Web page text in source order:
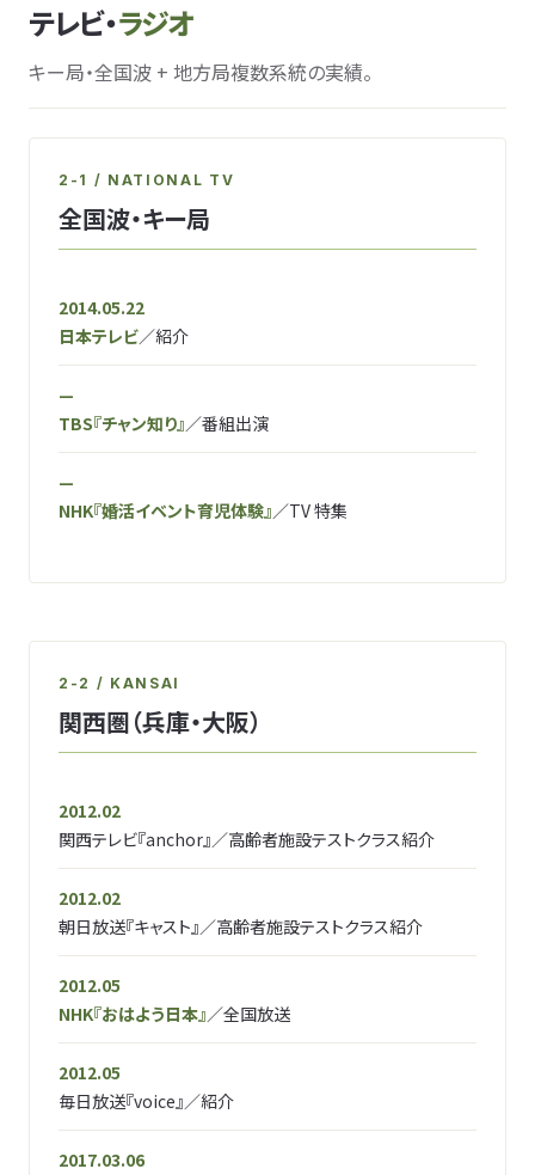
テレビ・ラジオ
キー局・全国波 + 地方局複数系統の実績。
2-1 / NATIONAL TV
全国波・キー局
2014.05.22
日本テレビ／紹介
—
TBS『チャン知り』／番組出演
—
NHK『婚活イベント育児体験』／TV 特集
2-2 / KANSAI
関西圏（兵庫・大阪）
2012.02
関西テレビ『anchor』／高齢者施設テストクラス紹介
2012.02
朝日放送『キャスト』／高齢者施設テストクラス紹介
2012.05
NHK『おはよう日本』／全国放送
2012.05
毎日放送『voice』／紹介
2017.03.06